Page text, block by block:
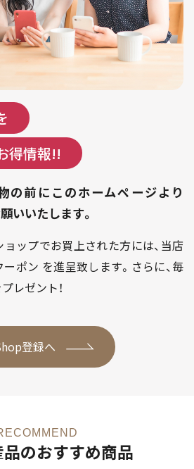
得情報!!
の前にこのホームページより
いいたします。
ップでお買上された方には、当店
ポン を進呈致します。さらに、毎
レゼント！
登録へ
のおすすめ商品